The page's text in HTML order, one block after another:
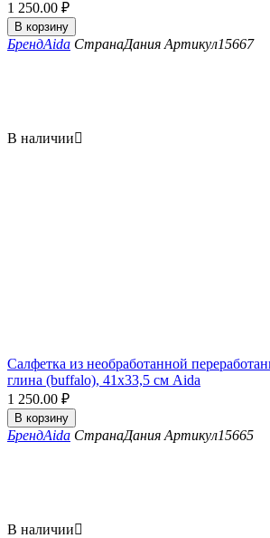
1 250.00 ₽
В корзину
БрендAida СтранаДания Артикул15667
В наличии
Салфетка из необработанной
глина (buffalo), 41x33,5 см Aida
1 250.00 ₽
В корзину
БрендAida СтранаДания Артикул15665
В наличии